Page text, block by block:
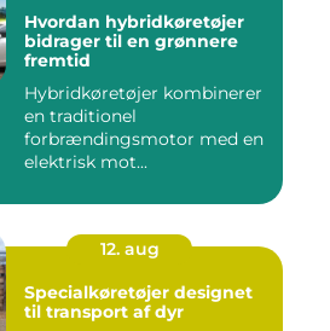
Hvordan hybridkøretøjer
bidrager til en grønnere
fremtid
Hybridkøretøjer kombinerer
en traditionel
forbrændingsmotor med en
elektrisk mot...
12. aug
Specialkøretøjer designet
til transport af dyr